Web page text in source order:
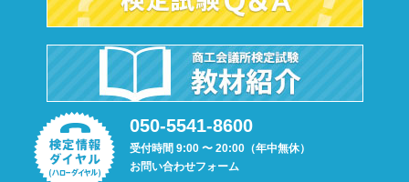
050-5541-8600
受付時間 9:00 〜 20:00（年中無休）
お問い合わせフォーム